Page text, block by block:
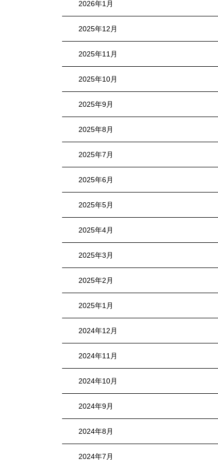
2026年1月
2025年12月
2025年11月
2025年10月
2025年9月
2025年8月
2025年7月
2025年6月
2025年5月
2025年4月
2025年3月
2025年2月
2025年1月
2024年12月
2024年11月
2024年10月
2024年9月
2024年8月
2024年7月